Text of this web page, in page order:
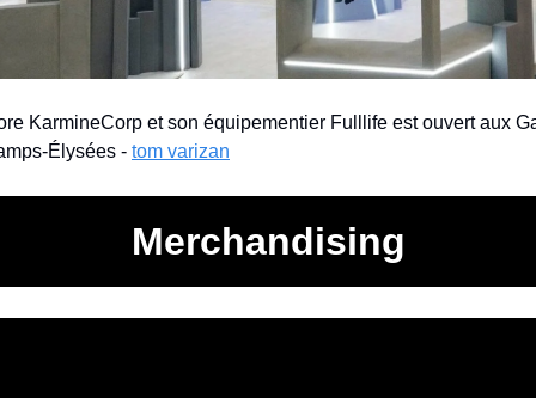
KarmineCorp et son équipementier Fulllife est ouvert aux
Élysées - tom varizan
Merchandising